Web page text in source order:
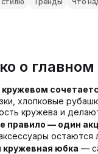
о главном
хлопковые
кружева и
правило — один
остаются
кружевная юбка —